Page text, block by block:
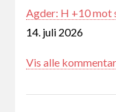
Agder: H +10 mot
14. juli 2026
Vis alle